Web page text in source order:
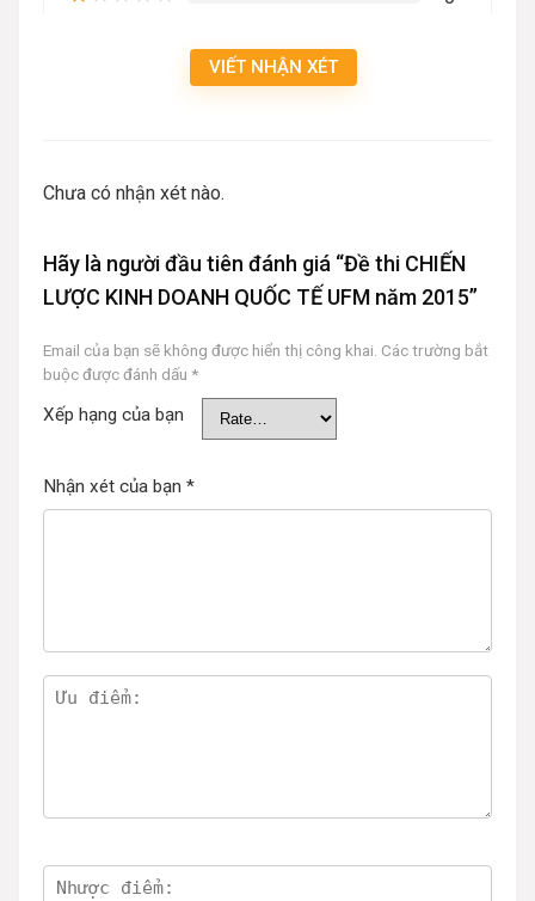
VIẾT NHẬN XÉT
Chưa có nhận xét nào.
Hãy là người đầu tiên đánh giá “Đề thi CHIẾN
LƯỢC KINH DOANH QUỐC TẾ UFM năm 2015”
Email của bạn sẽ không được hiển thị công khai. Các trường bắt
buộc được đánh dấu *
Xếp hạng của bạn
Nhận xét của bạn *